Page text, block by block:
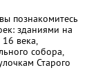
познакомитесь
зданиями на
века,
собора,
Старого